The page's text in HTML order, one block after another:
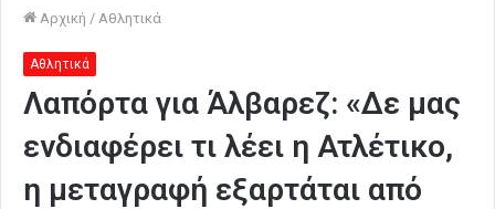
Αρχική / Αθλητικά
Αθλητικά
Λαπόρτα για Άλβαρεζ: «Δε μας
ενδιαφέρει τι λέει η Ατλέτικο,
η μεταγραφή εξαρτάται από